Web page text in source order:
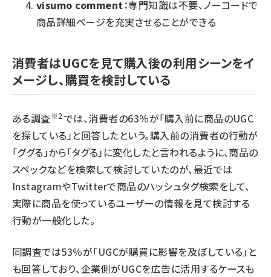
visumo comment ：専門知識は不要、ノーコードで
商品詳細ページを充実させることができる
消費者はUGCを見て購入後の利用シーンをイ
メージし、購買を検討している
ある調査※2 では、消費者の63％が「購入前に商品のUGC
を探している」と回答したという。購入前の消費者の行動が
「ググる」から「タグる」に変化したと言われるように、商品の
スペックなどを検索して検討していたのが、最近では
InstagramやTwitterで商品のハッシュタグ検索をして、
実際に商品を使っているユーザーの情報を見て検討する
行動が一般化した。
同調査では53％が「UGCが購買に影響を及ぼしている」と
も回答しており、企業側がUGCを広告に活用するケースも